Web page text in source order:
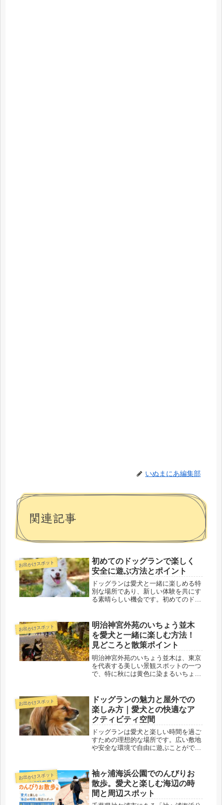
いぬまにあ編集部
関連記事
お出かけスポット
初めてのドッグランで楽しく
安全に遊ぶ方法とポイント
ドッグランは愛犬と一緒に楽しめる特
別な場所であり、新しい体験を共にす
る素晴らしい機会です。初めてのドッ
は楽しく安全に遊ぶためのポイントと
注意点をご紹介します。ドッグランと
は...
お出かけスポット
明治神宮外苑のいちょう並木
を愛犬と一緒に楽しむ方法！
見どころと散策ポイント
明治神宮外苑のいちょう並木は、東京
を代表する美しい景観スポットの一つ
で、特に秋には黄色に染まるいちょう
とって、愛犬と一緒にこの美しい場所
を散策することは非常に魅力的な体験
で...
お出かけスポット
ドッグランの魅力と屋外での
楽しみ方｜愛犬との快適なア
クティビティ空間
ドッグランは愛犬と楽しい時間を過ご
すための理想的な場所です。広い敷地
や安全な環境で自由に遊ぶことがで
ランの魅力と屋外での愛犬との楽しみ
方について、具体的なアイデアや注意
点を...
お出かけスポット
袖ヶ浦海浜公園でのんびりお
散歩。愛犬と楽しむ海辺の時
間と周辺スポット